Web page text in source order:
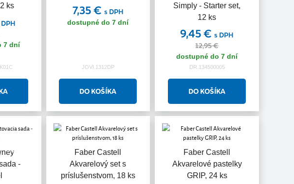
ks
7 dní
7,35 € s DPH
dostupné do 7 dní
JOVI.1312DP
Simply - Starter set,
12 ks
9,45 €s DPH
12,95 €
dostupné do 7 dní
DR.134500005
-
Akcia
Faber Castell
Akvarelový set s
príslušenstvom, 18 ks
Faber Castell
Akvarelové pastelky
GRIP, 24 ks